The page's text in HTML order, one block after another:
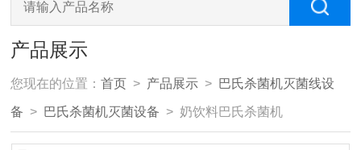
产品展示
您现在的位置：首页 > 产品展示 > 巴氏杀菌机灭菌线设
备 > 巴氏杀菌机灭菌设备 > 奶饮料巴氏杀菌机